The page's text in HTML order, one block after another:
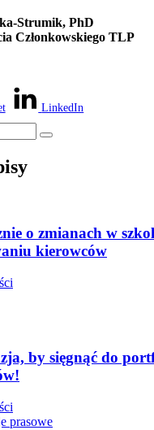
Strumik, PhD
Członkowskiego TLP
LinkedIn
o zmianach w
kierowców
by sięgnąć do
prasowe